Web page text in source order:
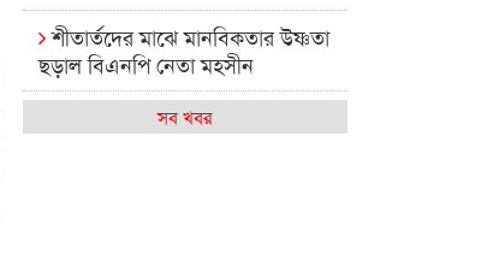
শীতার্তদের মাঝে মানবিকতার উষ্ণতা
ছড়াল বিএনপি নেতা মহসীন
রাজশাহী কলেজের মিষ্টি বিকেল
সব খবর